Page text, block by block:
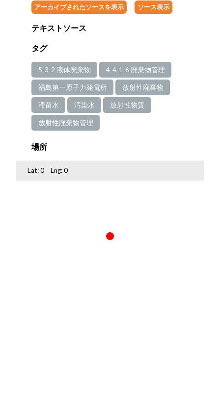
アーカイブされたソースを表示 ソース表示
テキストソース
タグ
5-3-2 液体廃棄物 4-4-1-6 廃棄物管理
福島第一原子力発電所 放射性廃棄物
滞留水 汚染水 放射性物質
放射性廃棄物管理
場所
Lat:0 Lng:0